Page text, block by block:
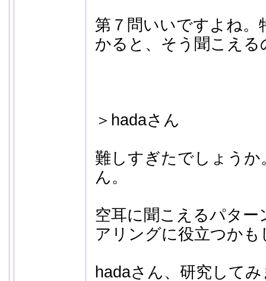
第７問いいですよね
かると、そう聞こえる
＞hadaさん
難しすぎたでしょう
ん。
空耳に聞こえるパタ
アリングに役立つか
hadaさん、研究して